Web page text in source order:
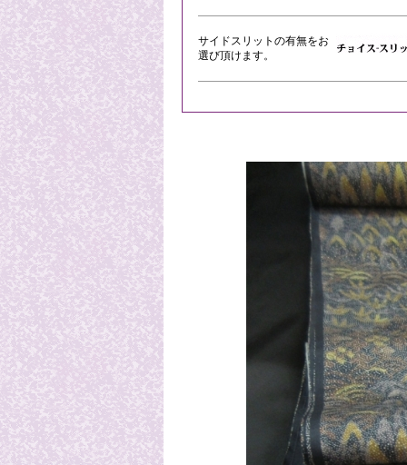
サイドスリットの有無をお
選び頂けます。